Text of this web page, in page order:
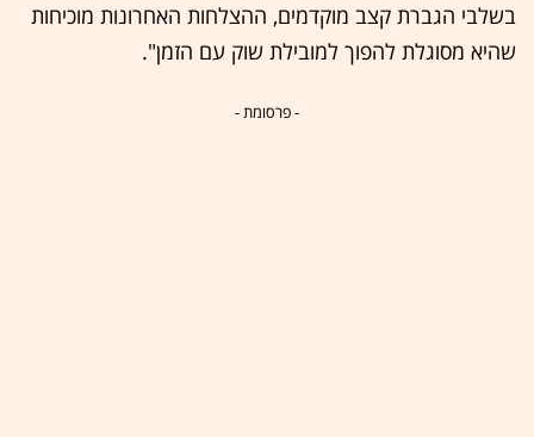
בשלבי הגברת קצב מוקדמים, ההצלחות האחרונות מוכיחות
שהיא מסוגלת להפוך למובילת שוק עם הזמן".
- פרסומת -